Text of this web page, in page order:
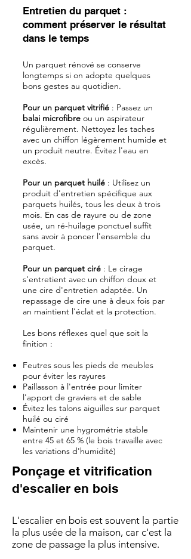
Entretien du parquet :
comment préserver le résultat
dans le temps
Un parquet rénové se conserve
longtemps si on adopte quelques
bons gestes au quotidien.
Pour un parquet vitrifié : Passez un
balai microfibre ou un aspirateur
régulièrement. Nettoyez les taches
avec un chiffon légèrement humide et
un produit neutre. Évitez l'eau en
excès.
Pour un parquet huilé : Utilisez un
produit d'entretien spécifique aux
parquets huilés, tous les deux à trois
mois. En cas de rayure ou de zone
usée, un ré-huilage ponctuel suffit
sans avoir à poncer l'ensemble du
parquet.
Pour un parquet ciré : Le cirage
s'entretient avec un chiffon doux et
une cire d'entretien adaptée. Un
repassage de cire une à deux fois par
an maintient l'éclat et la protection.
Les bons réflexes quel que soit la
finition :
Feutres sous les pieds de meubles
pour éviter les rayures
Paillasson à l'entrée pour limiter
l'apport de graviers et de sable
Évitez les talons aiguilles sur parquet
huilé ou ciré
Maintenir une hygrométrie stable
entre 45 et 65 % (le bois travaille avec
les variations d'humidité)
Ponçage et vitrification
d'escalier en bois
L'escalier en bois est souvent la partie
la plus usée de la maison, car c'est la
zone de passage la plus intensive.